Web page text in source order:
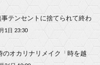
事テンセントに捨てられて終わ
1日 23:30
のオカリナリメイク「時を越